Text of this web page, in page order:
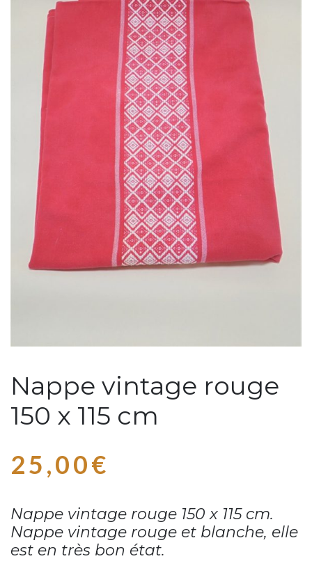
Nappe vintage rouge
150 x 115 cm
25,00€
Nappe vintage rouge 150 x 115 cm.
Nappe vintage rouge et blanche, elle
est en très bon état.